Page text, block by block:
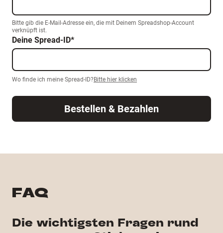
Bitte gib die E-Mail-Adresse ein, die mit Deinem Spreadshop-Account
verknüpft ist.
Deine Spread-ID*
Wo finde ich meine Spread-ID?Bitte hier klicken
Bestellen & Bezahlen
FAQ
Die wichtigsten Fragen rund